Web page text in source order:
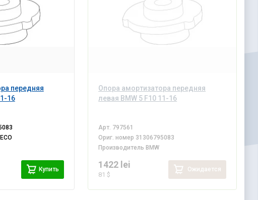
передняя
16
Купить
Опора амортизатора передняя
левая BMW 5 F10 11-16
Арт. 797561
Ориг. номер 31306795083
Производитель BMW
1422 lei
81 $
Ожидается